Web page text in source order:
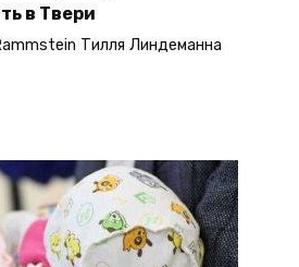
в Твери
Тилля Линдеманна